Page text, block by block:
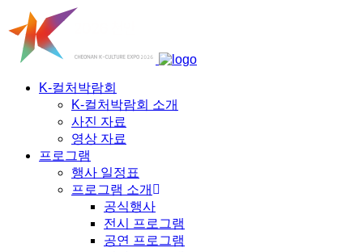
K-컬처박람회
K-컬처박람회 소개
사진 자료
영상 자료
프로그램
행사 일정표
프로그램 소개
공식행사
전시 프로그램
공연 프로그램